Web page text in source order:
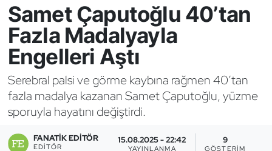
Samet Çaputoğlu 40’tan
Fazla Madalyayla
Engelleri Aştı
Serebral palsi ve görme kaybına rağmen 40’tan
fazla madalya kazanan Samet Çaputoğlu, yüzme
sporuyla hayatını değiştirdi.
FANATIK EDITÖR
EDITÖR
15.08.2025 - 22:42
YAYINLANMA
9
GÖSTERIM
Binicilik
Bisiklet
Bocce Bowling Dart
Boks
Briç